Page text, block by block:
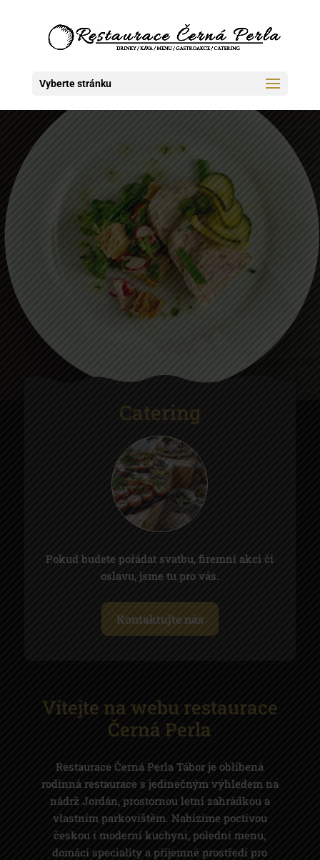
Vyberte stránku
Catering
Pokud budete pořádat svatbu, firemní akci či
oslavu, jsme tu pro vás.
Kontaktujte nás
Vítejte na webu restaurace
Černá Perla
Restaurace Černá Perla Tábor je oblíbená
rodinná restaurace s jedinečným výhledem na
nádrž Jordán, prostornou letní zahrádkou a
vlastním parkovištěm. Nabízíme poctivou
českou i moderní kuchyni, polední menu,
domácí speciality a příjemné prostředí pro